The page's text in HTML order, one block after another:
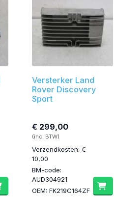
Versterker Land
Rover Discovery
Sport
€ 299,00
(inc. BTW)
Verzendkosten: €
10,00
BM-code:
AUD304921
OEM: FK219C164ZF